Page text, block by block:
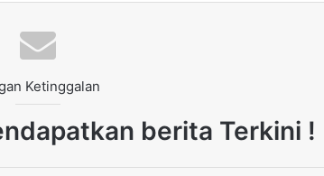
Ketinggalan
berita Terkini !